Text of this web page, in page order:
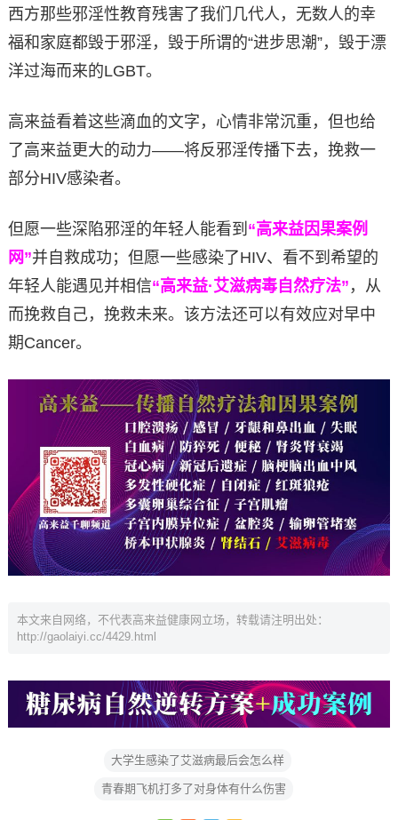
西方那些邪淫性教育残害了我们几代人，无数人的幸
福和家庭都毁于邪淫，毁于所谓的“进步思潮”，毁于漂
洋过海而来的LGBT。
高来益看着这些滴血的文字，心情非常沉重，但也给
了高来益更大的动力——将反邪淫传播下去，挽救一
部分HIV感染者。
但愿一些深陷邪淫的年轻人能看到 “高来益因果案例
网”并自救成功；但愿一些感染了HIV、看不到希望的
年轻人能遇见并相信“高来益·艾滋病毒自然疗法” ，从
而挽救自己，挽救未来。该方法还可以有效应对早中
期Cancer。
本文来自网络，不代表高来益健康网立场，转载请注明出处：
http://gaolaiyi.cc/4429.html
大学生感染了艾滋病最后会怎么样
青春期飞机打多了对身体有什么伤害